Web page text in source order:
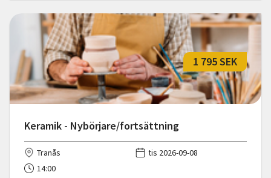
Keramik - Nybörjare/fortsättning
1 795 SEK
Tranås
tis 2026-09-08
14:00